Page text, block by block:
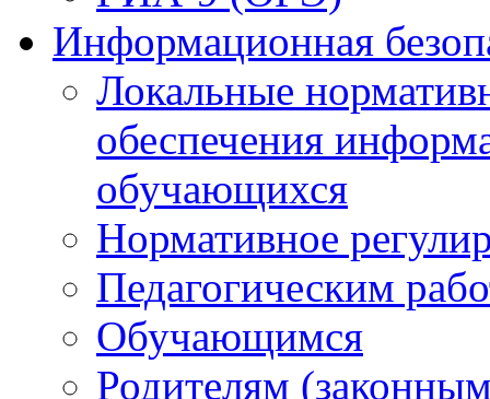
Информационная
Локальные
обеспечения
обучающихся
Нормативное
Педагогическим
Обучающимся
Родителям